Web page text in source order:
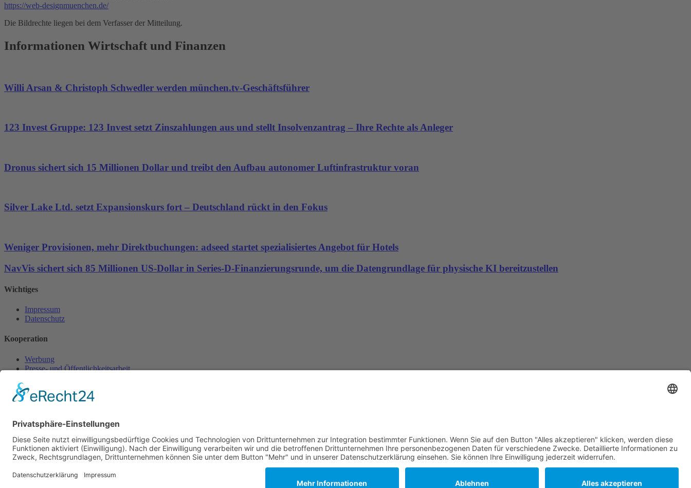
https://web-designmuenchen.de/
Die Bildrechte liegen bei dem Verfasser der Mitteilung.
Informationen Wirtschaft und Finanzen
Willi Arsan & Christoph Schwedler werden münchen.tv-Geschäftsführer
123 Invest Gruppe: 123 Invest setzt Zinszahlungen aus und stellt Insolvenzantrag – Ihre Rechte als Anleger
Dronus sichert sich 15 Millionen Dollar und treibt den Aufbau autonomer Luftinfrastruktur voran
Silver Lake Ltd. setzt Expansionskurs fort – Deutschland rückt in den Fokus
Weniger Provisionen, mehr Direktbuchungen: adseed startet spezialisiertes Angebot für Hotels
NavVis sichert sich 85 Millionen US-Dollar in Series-D-Finanzierungsrunde, um die Datengrundlage für physische KI bereitzustellen
Wichtiges
Impressum
Datenschutz
Kooperation
Werbung
Presse- und Öffentlichkeitsarbeit
Aktuelles
Zertifikat
Geprüfter Franchisegeber
© 2023 Franchisevergleich.eu